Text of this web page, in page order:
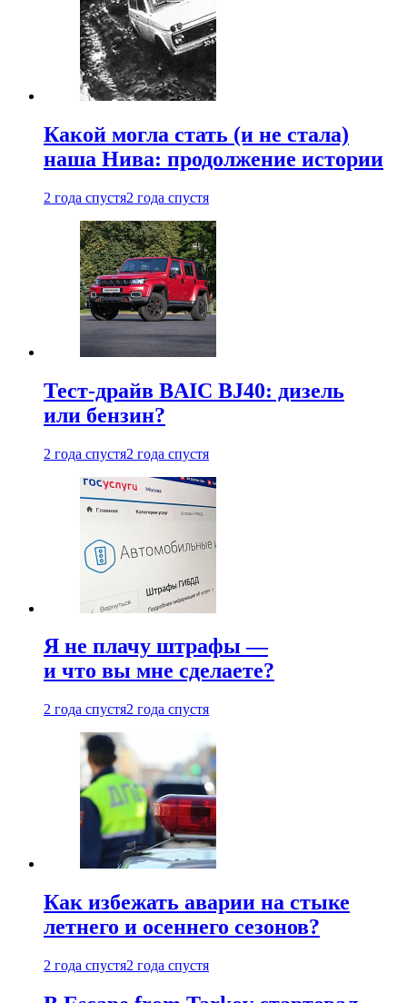
Какой могла стать (и не стала)
наша Нива: продолжение истории
2 года спустя2 года спустя
Тест-драйв BAIC BJ40: дизель
или бензин?
2 года спустя2 года спустя
Я не плачу штрафы —
и что вы мне сделаете?
2 года спустя2 года спустя
Как избежать аварии на стыке
летнего и осеннего сезонов?
2 года спустя2 года спустя